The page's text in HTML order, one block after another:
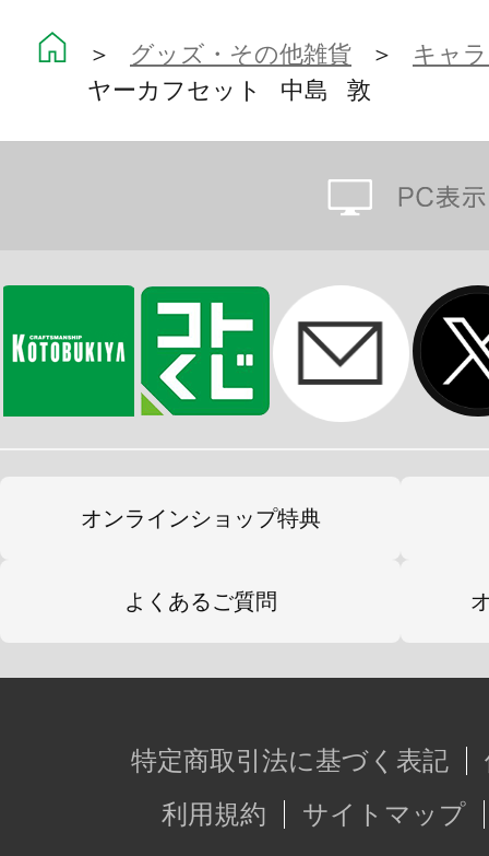
インなので、コーディネートを選ば
推しアイテムを身につけるとテンシ
さりげなくアピールできるイヤーカ
※画像は開発中のイメージ画像です
す。
＞ グッズ・その他雑貨 ＞ キャ
ヤーカフセット 中島 敦
オンラインショップ特典
よくあるご質問
特定商取引法に基づく表記
利用規約
サイトマップ